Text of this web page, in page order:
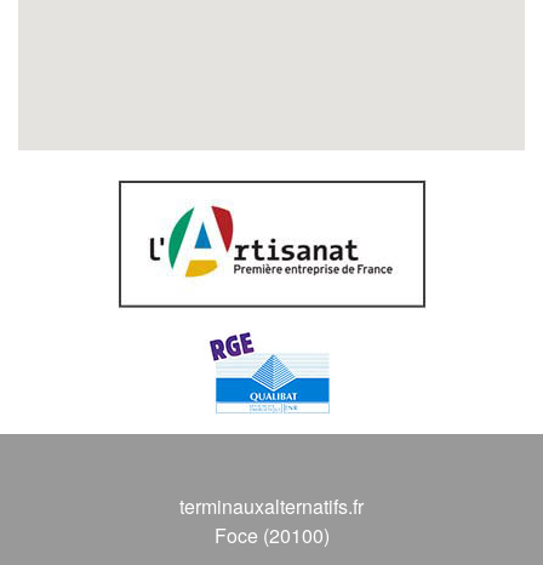
terminauxalternatifs.fr
Foce (20100)